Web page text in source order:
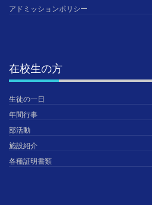
アドミッションポリシー
在校生の方
生徒の一日
年間行事
部活動
施設紹介
各種証明書類